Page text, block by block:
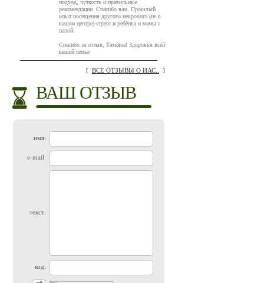
подход, чуткость и правильные
рекомендации. Спасибо вам. Прошлый
опыт посещения другого невролога (не в
вашем центре)-стресс и ребёнка и мамы с
папой.
Спасибо за отзыв, Татьяна! Здоровья всей
вашей семье
[ ВСЕ ОТЗЫВЫ О НАС.. ]
ВАШ ОТЗЫВ
имя:
e-mail:
текст:
код: